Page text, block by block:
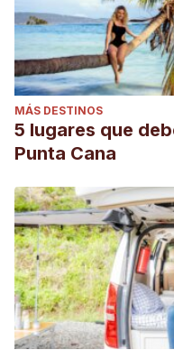
MÁS DESTINOS
5 lugares que
Punta Cana